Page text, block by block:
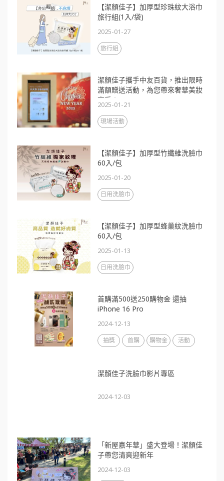
【潔顏佳子】加厚型珍珠紋大浴巾
旅行組(1入/袋)
2025-01-27
旅行組
潔顏佳子攜手中友百貨，推出限時
滿額贈送活動，為您帶來奢華美妝
享受！
2025-01-21
現場活動
【潔顏佳子】加厚型竹纖維洗臉巾
60入/包
2025-01-20
日用洗臉巾
【潔顏佳子】加厚型蜂巢紋洗臉巾
60入/包
2025-01-13
日用洗臉巾
首購滿500送250購物金 還抽
iPhone 16 Pro
2024-12-13
抽獎 首購 購物金 活動
潔顏佳子洗臉巾影片專區
2024-12-03
「新屋嘉年華」盛大登場！潔顏佳
子帶您清爽迎新年
2024-12-03